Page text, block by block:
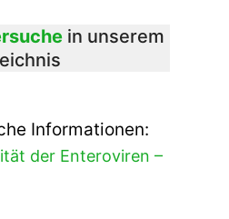
in unserem
Informationen:
der Enteroviren –